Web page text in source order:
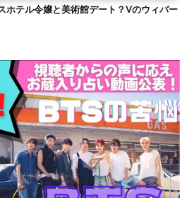
ホテル令嬢と美術館デート？Vのウィバー